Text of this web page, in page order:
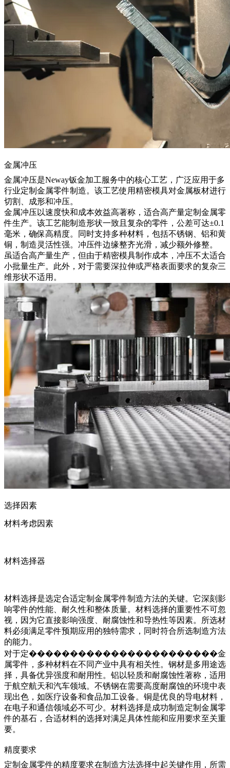
金属冲压
金属冲压是Neway钣金加工服务中的核心工艺，广泛应用于多
行业定制金属零件制造。该工艺使用精密模具对金属板材进行
切割、成形和冲压。
金属冲压以速度快和成本效益高著称，适合高产量定制金属零
件生产。该工艺能制造形状一致且复杂的零件，公差可达±0.1
毫米，确保高精度。同时支持多种材料，包括不锈钢、铝和黄
铜，制造灵活性强。冲压件边缘整齐光滑，减少额外修整。
虽适合高产量生产，但由于精密模具制作成本，冲压不太适合
小批量生产。此外，对于需要深拉伸或严格表面要求的复杂三
维形状不适用。
选择因素
材料考虑因素
材料选择器
材料选择是选定合适定制金属零件制造方法的关键。它深刻影
响零件的性能、耐久性和整体质量。材料选择的重要性不可忽
视，因为它直接影响强度、耐腐蚀性和导热性等因素。所选材
料必须满足零件预期应用的独特需求，同时符合所选制造方法
的能力。
对于定�����������������������金
属零件，多种材料在不同产业中具有相关性。钢材是多用途选
择，具备优异强度和耐用性。铝以轻质和耐腐蚀性著称，适用
于航空航天和汽车领域。不锈钢在需要高度耐腐蚀的环境中表
现出色，如医疗设备和食品加工设备。铜是优良的导电材料，
在电子和通信领域必不可少。材料选择是成功制造定制金属零
件的基石，合适材料的选择对满足具体性能和应用要求至关重
要。
精度要求
定制金属零件的精度要求在制造方法选择中起关键作用，所需